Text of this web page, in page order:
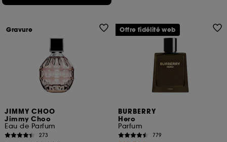
JIMMY CHOO
Jimmy Choo
Eau de Parfum
273
Gravure
BURBERRY
Hero
Parfum
779
Offre fidélité web